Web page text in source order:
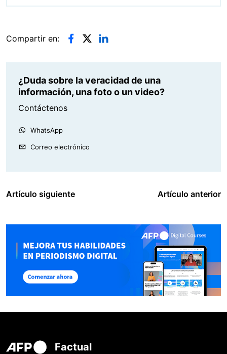
Compartir en:
¿Duda sobre la veracidad de una
información, una foto o un video?
Contáctenos
WhatsApp
Correo electrónico
Artículo siguiente Artículo anterior
Factual